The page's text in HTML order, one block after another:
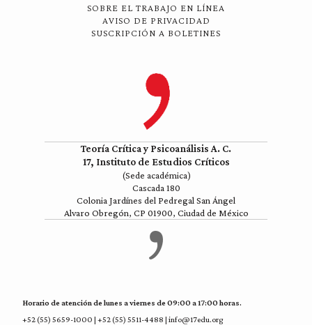
SOBRE EL TRABAJO EN LÍNEA
AVISO DE PRIVACIDAD
SUSCRIPCIÓN A BOLETINES
Teoría Crítica y Psicoanálisis A. C.
17, Instituto de Estudios Críticos
(Sede académica)
Cascada 180
Colonia Jardínes del Pedregal San Ángel
Alvaro Obregón, CP 01900, Ciudad de México
Horario de atención de lunes a viernes de 09:00 a 17:00 horas.
+52 (55) 5659-1000 | +52 (55) 5511-4488 | info@17edu.org